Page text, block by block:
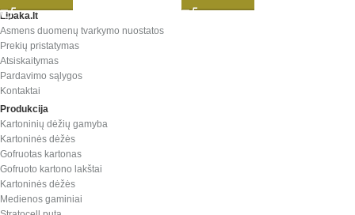
Lipaka.lt
Asmens duomenų tvarkymo nuostatos
Prekių pristatymas
Atsiskaitymas
Pardavimo sąlygos
Kontaktai
Produkcija
Kartoninių dėžių gamyba
Kartoninės dėžės
Gofruotas kartonas
Gofruoto kartono lakštai
Kartoninės dėžės
Medienos gaminiai